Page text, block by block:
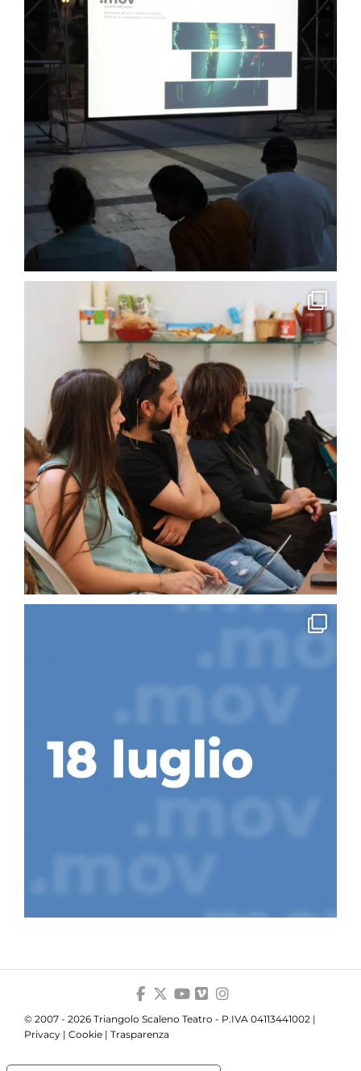
© 2007 - 2026 Triangolo Scaleno Teatro - P.IVA 04113441002 |
Privacy | Cookie | Trasparenza